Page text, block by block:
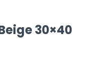
30×40